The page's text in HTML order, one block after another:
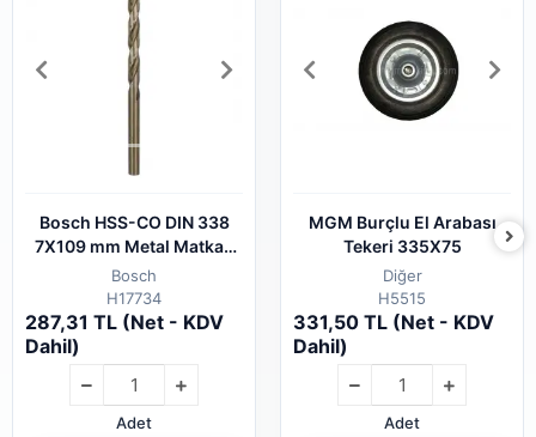
Bosch HSS-CO DIN 338
7X109 mm Metal Matkap
Ucu
Bosch
H17734
287,31 TL (Net - KDV
Dahil)
Adet
MGM Burçlu El Arabası
Tekeri 335X75
Diğer
H5515
331,50 TL (Net - KDV
Dahil)
Adet